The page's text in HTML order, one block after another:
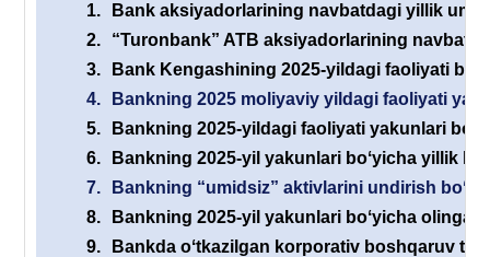
1.
Bank aksiyadorlarining navbatdagi yillik
2.
“Turonbank” ATB aksiyadorlarining
3.
Bank Kengashining 2025-yildagi faoliyati
4.
Bankning 2025 moliyaviy yildagi faoliyati
5.
Bankning 2025-yildagi faoliyati yakunlari
6.
Bankning 2025-yil yakunlari boʻyicha yillik
7.
Bankning “umidsiz” aktivlarini undirish
8.
Bankning 2025-yil yakunlari boʻyicha
9.
Bankda oʻtkazilgan korporativ boshqaruv